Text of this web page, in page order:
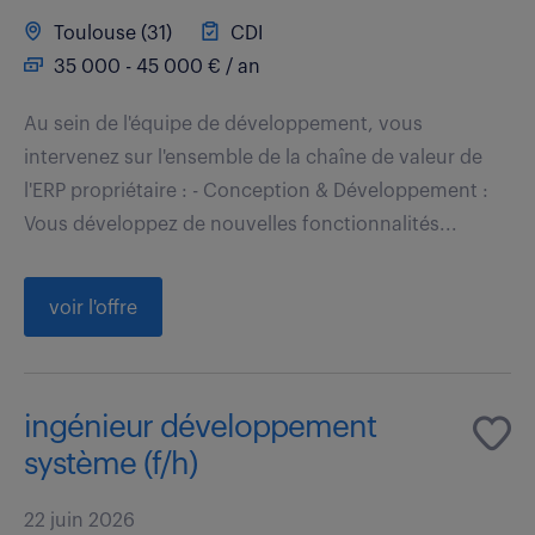
Toulouse (31)
CDI
35 000 - 45 000 € / an
Au sein de l'équipe de développement, vous
intervenez sur l'ensemble de la chaîne de valeur de
l'ERP propriétaire : - Conception & Développement :
Vous développez de nouvelles fonctionnalités...
voir l'offre
ingénieur développement
système (f/h)
22 juin 2026